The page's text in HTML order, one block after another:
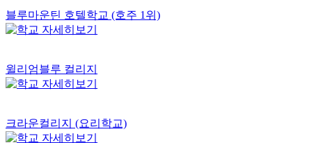
블루마운틴 호텔학교 (호주 1위)
윌리엄블루 컬리지
크라운컬리지 (요리학교)